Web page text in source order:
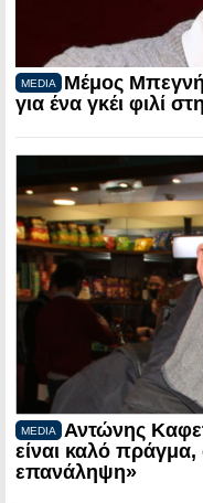
MEDIA
Μέμος
για ένα γκέι φιλί
MEDIA
Αντώνης
είναι καλό πράγμα,
επανάληψη»